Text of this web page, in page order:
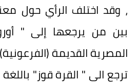
، وقد اختلف الرأي حول
بين من يرجعها إلى "
المصرية القديمة
ترجع الى " القرة قوز"